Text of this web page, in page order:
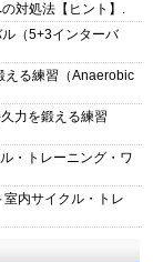
対処法【ヒント】.
（5+3インターバ
る練習（Anaerobic
力を鍛える練習
・トレーニング・ワ
内サイクル・トレ